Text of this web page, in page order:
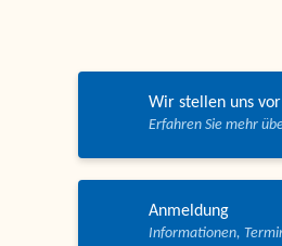
Wir stellen uns vor
Anmeldung